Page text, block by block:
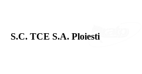
S.C. TCE S.A. Ploiesti